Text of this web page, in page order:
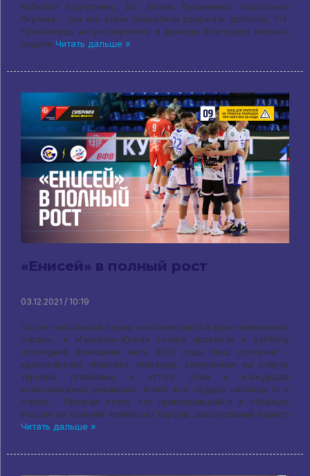
победил сургутянин, 3:0. Затем Лукьяненко подключил
Якутина – три его атаки позволили удержать добытое, 7:4.
Красноярцы не растерялись и дважды благодаря мощной
подаче Читать дальше »
«Енисей» в полный рост
03.12.2021 / 10:19
После небольшой паузы возобновляются игры чемпионата
страны, и «Газпром-Югра» готова провести в субботу
последний домашний матч 2021 года. Наш соперник –
красноярский «Енисей». Команда, замученная на старте
турнира травмами, и оттого злая и жаждущая
всевозможных реваншей, благо все лидеры наконец-то в
строю. Прежде всего это привлекавшийся в сборную
России на осенний чемпионат Европы диагональный Кирилл
Читать дальше »